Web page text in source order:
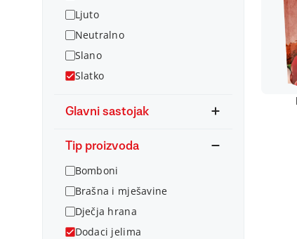
Ljuto
Neutralno
Slano
Slatko
Glavni sastojak
Tip proizvoda
Bomboni
Brašna i mješavine
Dječja hrana
Dodaci jelima